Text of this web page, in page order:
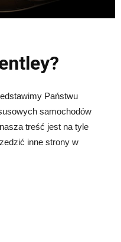
Państwu
samochodów
treść jest na tyle
inne strony w